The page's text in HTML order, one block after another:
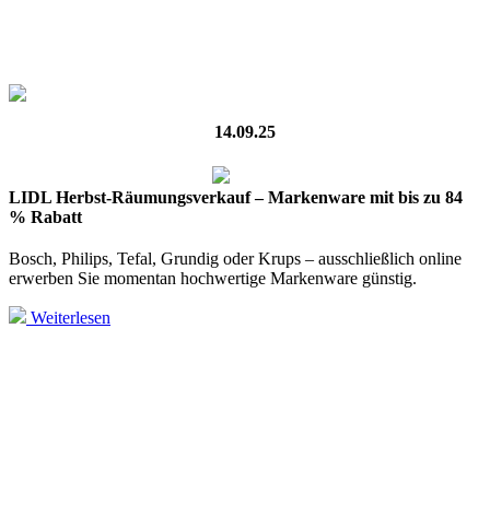
14.09.25
LIDL Herbst-Räumungsverkauf – Markenware mit bis zu 84
% Rabatt
Bosch, Philips, Tefal, Grundig oder Krups – ausschließlich online
erwerben Sie momentan hochwertige Markenware günstig.
Weiterlesen